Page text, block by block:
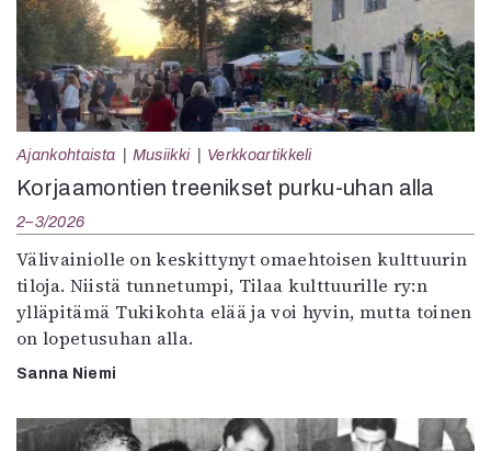
Ajankohtaista Musiikki Verkkoartikkeli
Korjaamontien treenikset purku-uhan alla
2–3/2026
Välivainiolle on keskittynyt omaehtoisen kulttuurin
tiloja. Niistä tunnetumpi, Tilaa kulttuurille ry:n
ylläpitämä Tukikohta elää ja voi hyvin, mutta toinen
on lopetusuhan alla.
Sanna Niemi